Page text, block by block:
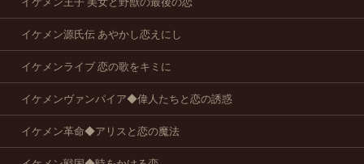
イケメン源氏伝 あやかし恋えにし
イケメンライブ 恋の歌をキミに
イケメンヴァンパイア◆偉人たちと恋の誘惑
イケメン革命◆アリスと恋の魔法